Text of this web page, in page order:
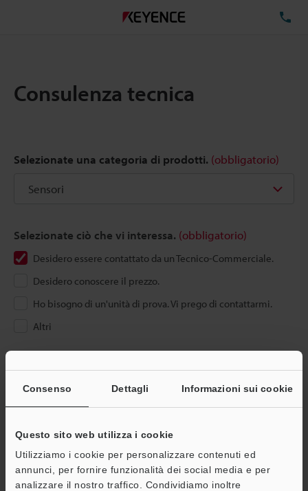
Consenso Dettagli Informazioni sui cookie
Questo sito web utilizza i cookie
Utilizziamo i cookie per personalizzare contenuti ed
annunci, per fornire funzionalità dei social media e per
analizzare il nostro traffico. Condividiamo inoltre
Consulenza tecnica
Selezionate una categoria di prodotti. (obbligatorio)
Selezionate ciò che vi interessa. (obbligatorio)
Desidero essere contattato da un Tecnico-Commerciale.
Desidero conoscere il prezzo.
Ho bisogno di un'unità di prova. Vi prego di contattarmi.
Altri
Se ha già effettuato la registrazione, inserisca qui sotto il suo
sotto e clicchi su "Continua" per completare la registrazione.
Indirizzo e-mail(obbligatorio)